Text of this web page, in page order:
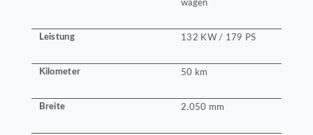
wagen
Leistung 132 KW / 179 PS
Kilometer 50 km
Breite 2.050 mm